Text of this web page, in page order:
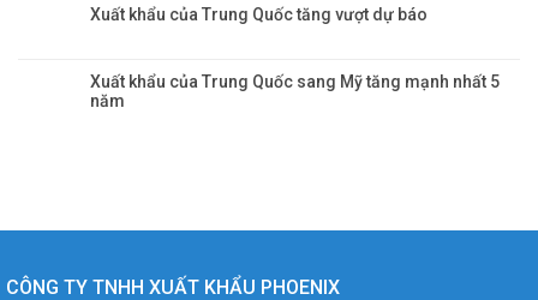
Xuất khẩu của Trung Quốc tăng vượt dự báo
Xuất khẩu của Trung Quốc sang Mỹ tăng mạnh nhất 5
năm
CÔNG TY TNHH XUẤT KHẨU PHOENIX